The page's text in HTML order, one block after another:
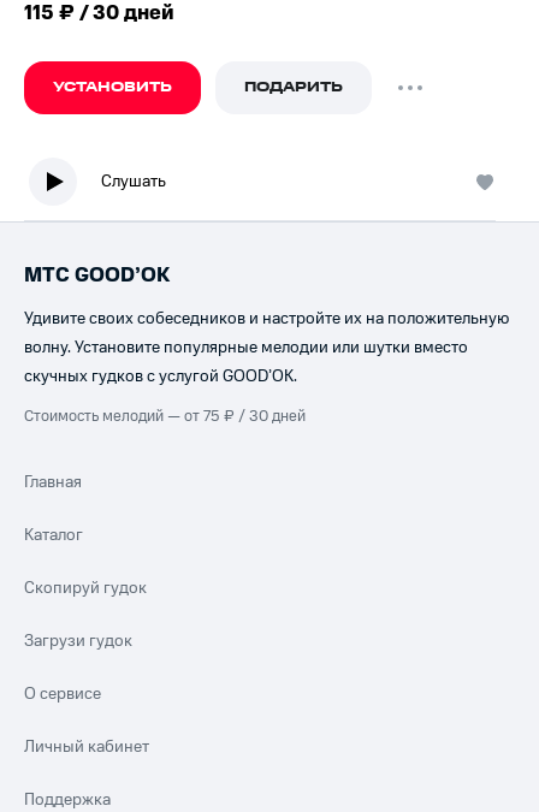
115 ₽ / 30 дней
УСТАНОВИТЬ ПОДАРИТЬ
Слушать
МТС GOOD’OK
Удивите своих собеседников и настройте их на положительную
волну. Установите популярные мелодии или шутки вместо
скучных гудков с услугой GOOD’OK.
Стоимость мелодий — от 75 ₽ / 30 дней
Главная
Каталог
Скопируй гудок
Загрузи гудок
О сервисе
Личный кабинет
Поддержка